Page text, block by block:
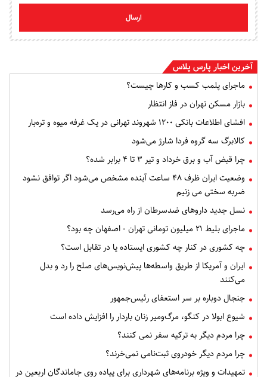
ارسال
آخرین اخبار پارس پلاس
ماجرای پلمب کسب و کارها چیست؟
بازار مسکن تهران در فاز انتظار
افشای اطلاعات بانکی ۱۲۰۰ شهروند تهرانی در یک غرفه میوه و تره‌بار
کالابرگ سه گروه فردا شارژ می‌شود
چرا قبض آب و برق خرداد و تیر ۳ تا ۴ برابر شده؟
وضعیت ایران ظرف ۴۸ ساعت آینده مشخص می‌شود اگر توافق نشود
ضربه سختی می زنیم
نسل جدید داروهای ضدسرطان از راه می‌رسد
ماجرای بلیط ۲۱ میلیون تومانی تهران - اصفهان چه بود؟
چه کشوری در کنار چه کشوری ایستاده یا در تقابل است؟
ایران و آمریکا از طریق واسطه‌ها پیش‌نویس‌های صلح را رد و بدل
می‌کنند
جنجال دوباره بر سر استعفای رئیس‌جمهور
شیوع ابولا در کنگو، مرگ‌ومیر زنان باردار را افزایش داده است
چرا مردم دیگر به ترکیه سفر نمی کنند؟
چرا مردم دیگر خودروی ثبت‌نامی نمی‌خرند؟
تمهیدات و ویژه برنامه‌های شهرداری برای پیاده روی جاماندگان اربعین در